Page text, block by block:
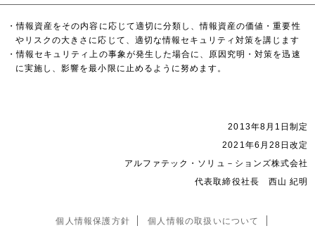
・情報資産をその内容に応じて適切に分類し、情報資産の価値・重要性
やリスクの大きさに応じて、適切な情報セキュリティ対策を講じます
・情報セキュリティ上の事象が発生した場合に、原因究明・対策を迅速
に実施し、影響を最小限に止めるように努めます。
2013年8月1日制定
2021年6月28日改定
アルファテック・ソリュ－ションズ株式会社
代表取締役社長 西山 紀明
個人情報保護方針 個人情報の取扱いについて